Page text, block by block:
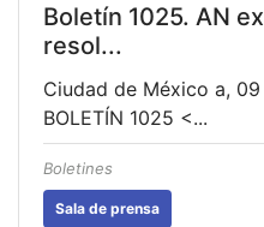
Boletín 1025. AN
resol...
Ciudad de México a,
BOLETÍN 1025 <...
Boletines
Sala de prensa